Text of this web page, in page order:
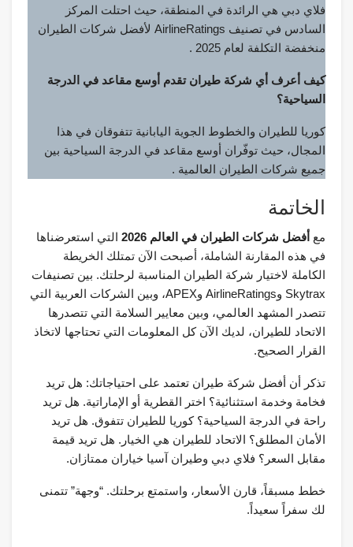
فلاي دبي هي الرائدة في المنطقة، حيث احتلت المركز
السادس في تصنيف AirlineRatings لأفضل شركات الطيران
منخفضة التكلفة لعام 2025 .
كيف أعرف أي شركة طيران تقدم أوسع مقاعد في الدرجة
السياحية؟
كوريا للطيران والخطوط الجوية اليابانية تتفوقان في هذا
المجال، حيث توفّران أوسع مقاعد في الدرجة السياحية بين
جميع شركات الطيران العالمية .
الخاتمة
مع أفضل شركات الطيران في العالم 2026
التي استعرضناها
في هذه المقارنة الشاملة، أصبحت الآن تمتلك الخريطة
الكاملة لاختيار شركة الطيران المناسبة لرحلتك. بين تصنيفات
Skytrax وAirlineRatings وAPEX، وبين الشركات العربية التي
تتصدر المشهد العالمي، وبين معايير السلامة التي تتصدرها
الاتحاد للطيران، لديك الآن كل المعلومات التي تحتاجها لاتخاذ
القرار الصحيح.
تذكر أن أفضل شركة طيران تعتمد على احتياجاتك: هل تريد
فخامة وخدمة استثنائية؟ اختر القطرية أو الإماراتية. هل تريد
راحة في الدرجة السياحية؟ كوريا للطيران تتفوق. هل تريد
الأمان المطلق؟ الاتحاد للطيران هي الخيار. هل تريد قيمة
مقابل السعر؟ فلاي دبي وطيران آسيا خياران ممتازان.
خطط مسبقاً، قارن الأسعار، واستمتع برحلتك. “وجهة” تتمنى
لك سفراً سعيداً.